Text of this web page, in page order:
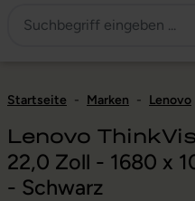
Startseite - Marken - Lenovo
Lenovo
22,0 Zoll - 1680 x
- Schwarz